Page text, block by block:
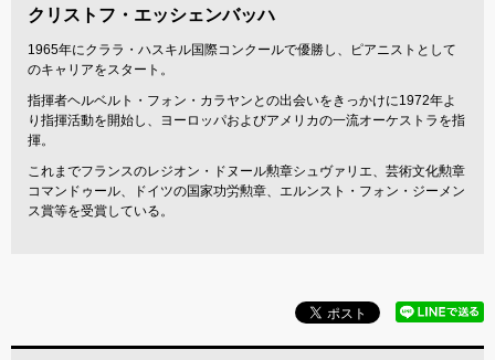
クリストフ・エッシェンバッハ
1965年にクララ・ハスキル国際コンクールで優勝し、ピアニストとして
のキャリアをスタート。
指揮者ヘルベルト・フォン・カラヤンとの出会いをきっかけに1972年よ
り指揮活動を開始し、ヨーロッパおよびアメリカの一流オーケストラを指
揮。
これまでフランスのレジオン・ドヌール勲章シュヴァリエ、芸術文化勲章
コマンドゥール、ドイツの国家功労勲章、エルンスト・フォン・ジーメン
ス賞等を受賞している。